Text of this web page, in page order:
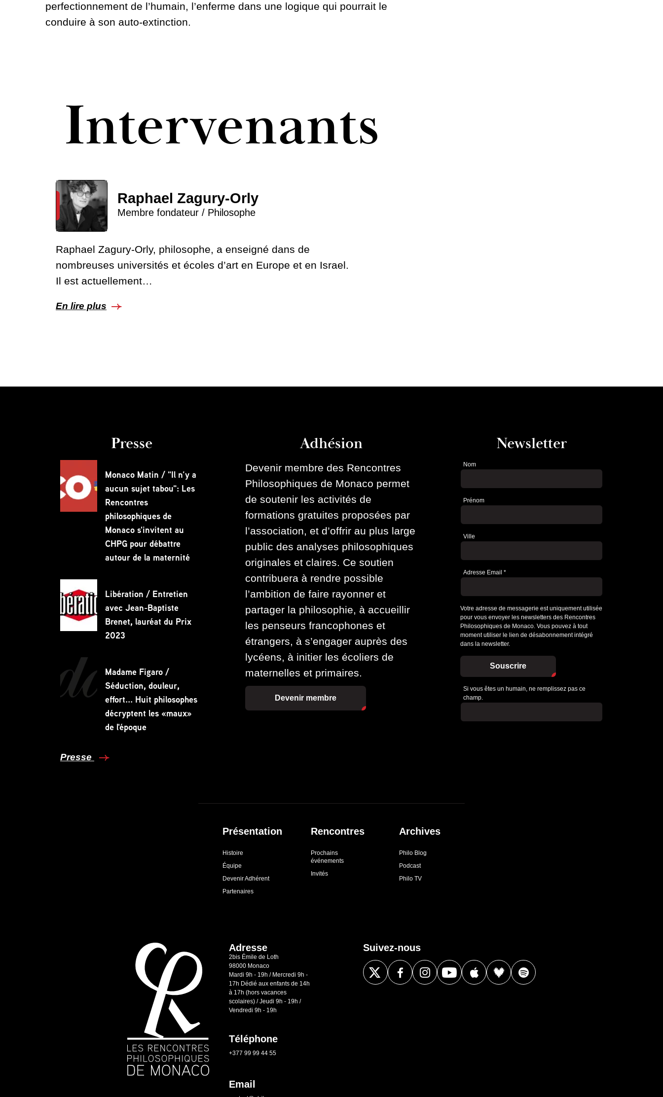
perfectionnement de l’humain, l’enferme dans une logique qui pourrait le
conduire à son auto-extinction.
Intervenants
Raphael Zagury-Orly
Membre fondateur / Philosophe
Raphael Zagury-Orly, philosophe, a enseigné dans de
nombreuses universités et écoles d’art en Europe et en Israel.
Il est actuellement…
En lire plus
Presse
Monaco Matin / "Il n’y a
aucun sujet tabou": Les
Rencontres
philosophiques de
Monaco s'invitent au
CHPG pour débattre
autour de la maternité
Libération / Entretien
avec Jean-Baptiste
Brenet, lauréat du Prix
2023
Madame Figaro /
Séduction, douleur,
effort... Huit philosophes
décryptent les «maux»
de l'époque
Presse
Adhésion
Devenir membre des Rencontres
Philosophiques de Monaco permet
de soutenir les activités de
formations gratuites proposées par
l’association, et d’offrir au plus large
public des analyses philosophiques
originales et claires. Ce soutien
contribuera à rendre possible
l’ambition de faire rayonner et
partager la philosophie, à accueillir
les penseurs francophones et
étrangers, à s’engager auprès des
lycéens, à initier les écoliers de
maternelles et primaires.
Devenir membre
Newsletter
Newsletter
Nom
Prénom
Ville
Adresse Email *
Votre adresse de messagerie est uniquement utilisée
pour vous envoyer les newsletters des Rencontres
Philosophiques de Monaco. Vous pouvez à tout
moment utiliser le lien de désabonnement intégré
dans la newsletter.
Souscrire
Si vous êtes un humain, ne remplissez pas ce
champ.
Présentation
Histoire
Équipe
Devenir Adhérent
Partenaires
Rencontres
Prochains
événements
Invités
Archives
Philo Blog
Podcast
Philo TV
Adresse
2bis Émile de Loth
98000 Monaco
Mardi 9h - 19h / Mercredi 9h -
17h Dédié aux enfants de 14h
à 17h (hors vacances
scolaires) / Jeudi 9h - 19h /
Vendredi 9h - 19h
Téléphone
+377 99 99 44 55
Email
Suivez-nous